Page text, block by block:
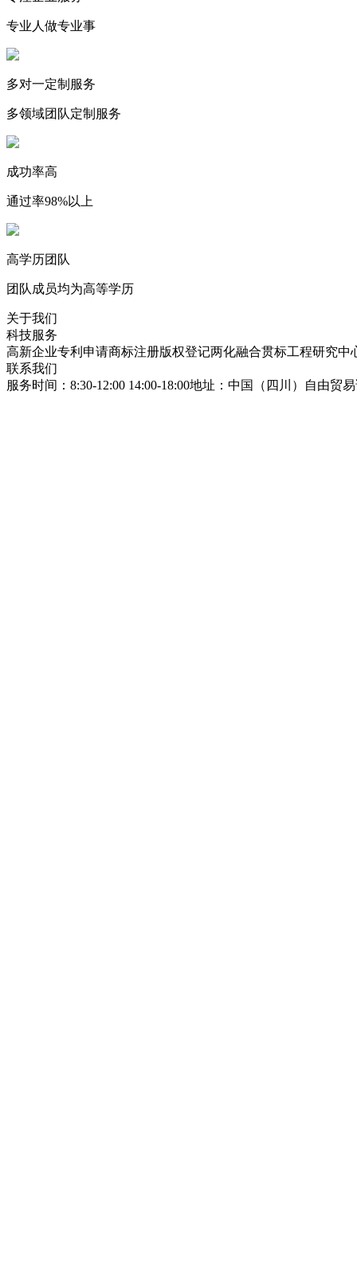
专业人做专业事
多对一定制服务
多领域团队定制服务
成功率高
通过率98%以上
高学历团队
团队成员均为高等学历
关于我们
科技服务
高新企业专利申请商标注册版权登记两化融合贯标工程研究中
联系我们
服务时间：8:30-12:00 14:00-18:00地址：中国（四川）自由贸